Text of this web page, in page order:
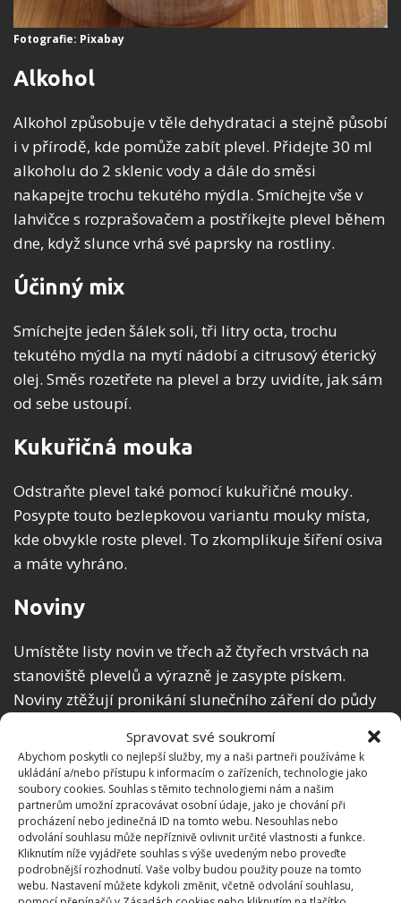
Spravovat své soukromí
Abychom poskytli co nejlepší služby, my a naši partneři používáme k
ukládání a/nebo přístupu k informacím o zařízeních, technologie jako
soubory cookies. Souhlas s těmito technologiemi nám a našim
partnerům umožní zpracovávat osobní údaje, jako je chování při
procházení nebo jedinečná ID na tomto webu. Nesouhlas nebo
odvolání souhlasu může nepříznivě ovlivnit určité vlastnosti a funkce.
Kliknutím níže vyjádřete souhlas s výše uvedeným nebo proveďte
podrobnější rozhodnutí. Vaše volby budou použity pouze na tomto
webu. Nastavení můžete kdykoli změnit, včetně odvolání souhlasu,
Fotografie: Pixabay
Alkohol
Alkohol způsobuje v těle dehydrataci a stejně působí
i v přírodě, kde pomůže zabít plevel. Přidejte 30 ml
alkoholu do 2 sklenic vody a dále do směsi
nakapejte trochu tekutého mýdla. Smíchejte vše v
lahvičce s rozprašovačem a postříkejte plevel během
dne, když slunce vrhá své paprsky na rostliny.
Účinný mix
Smíchejte jeden šálek soli, tři litry octa, trochu
tekutého mýdla na mytí nádobí a citrusový éterický
olej. Směs rozetřete na plevel a brzy uvidíte, jak sám
od sebe ustoupí.
Kukuřičná mouka
Odstraňte plevel také pomocí kukuřičné mouky.
Posypte touto bezlepkovou variantu mouky místa,
kde obvykle roste plevel. To zkomplikuje šíření osiva
a máte vyhráno.
Noviny
Umístěte listy novin ve třech až čtyřech vrstvách na
stanoviště plevelů a výrazně je zasypte pískem.
Noviny ztěžují pronikání slunečního záření do půdy